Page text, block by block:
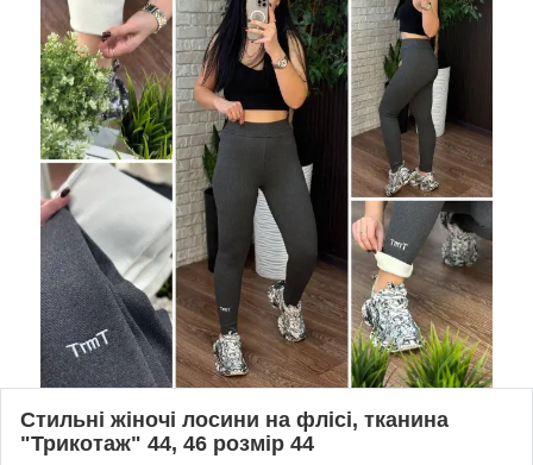
Стильні жіночі лосини на флісі, тканина
"Трикотаж" 44, 46 розмір 44